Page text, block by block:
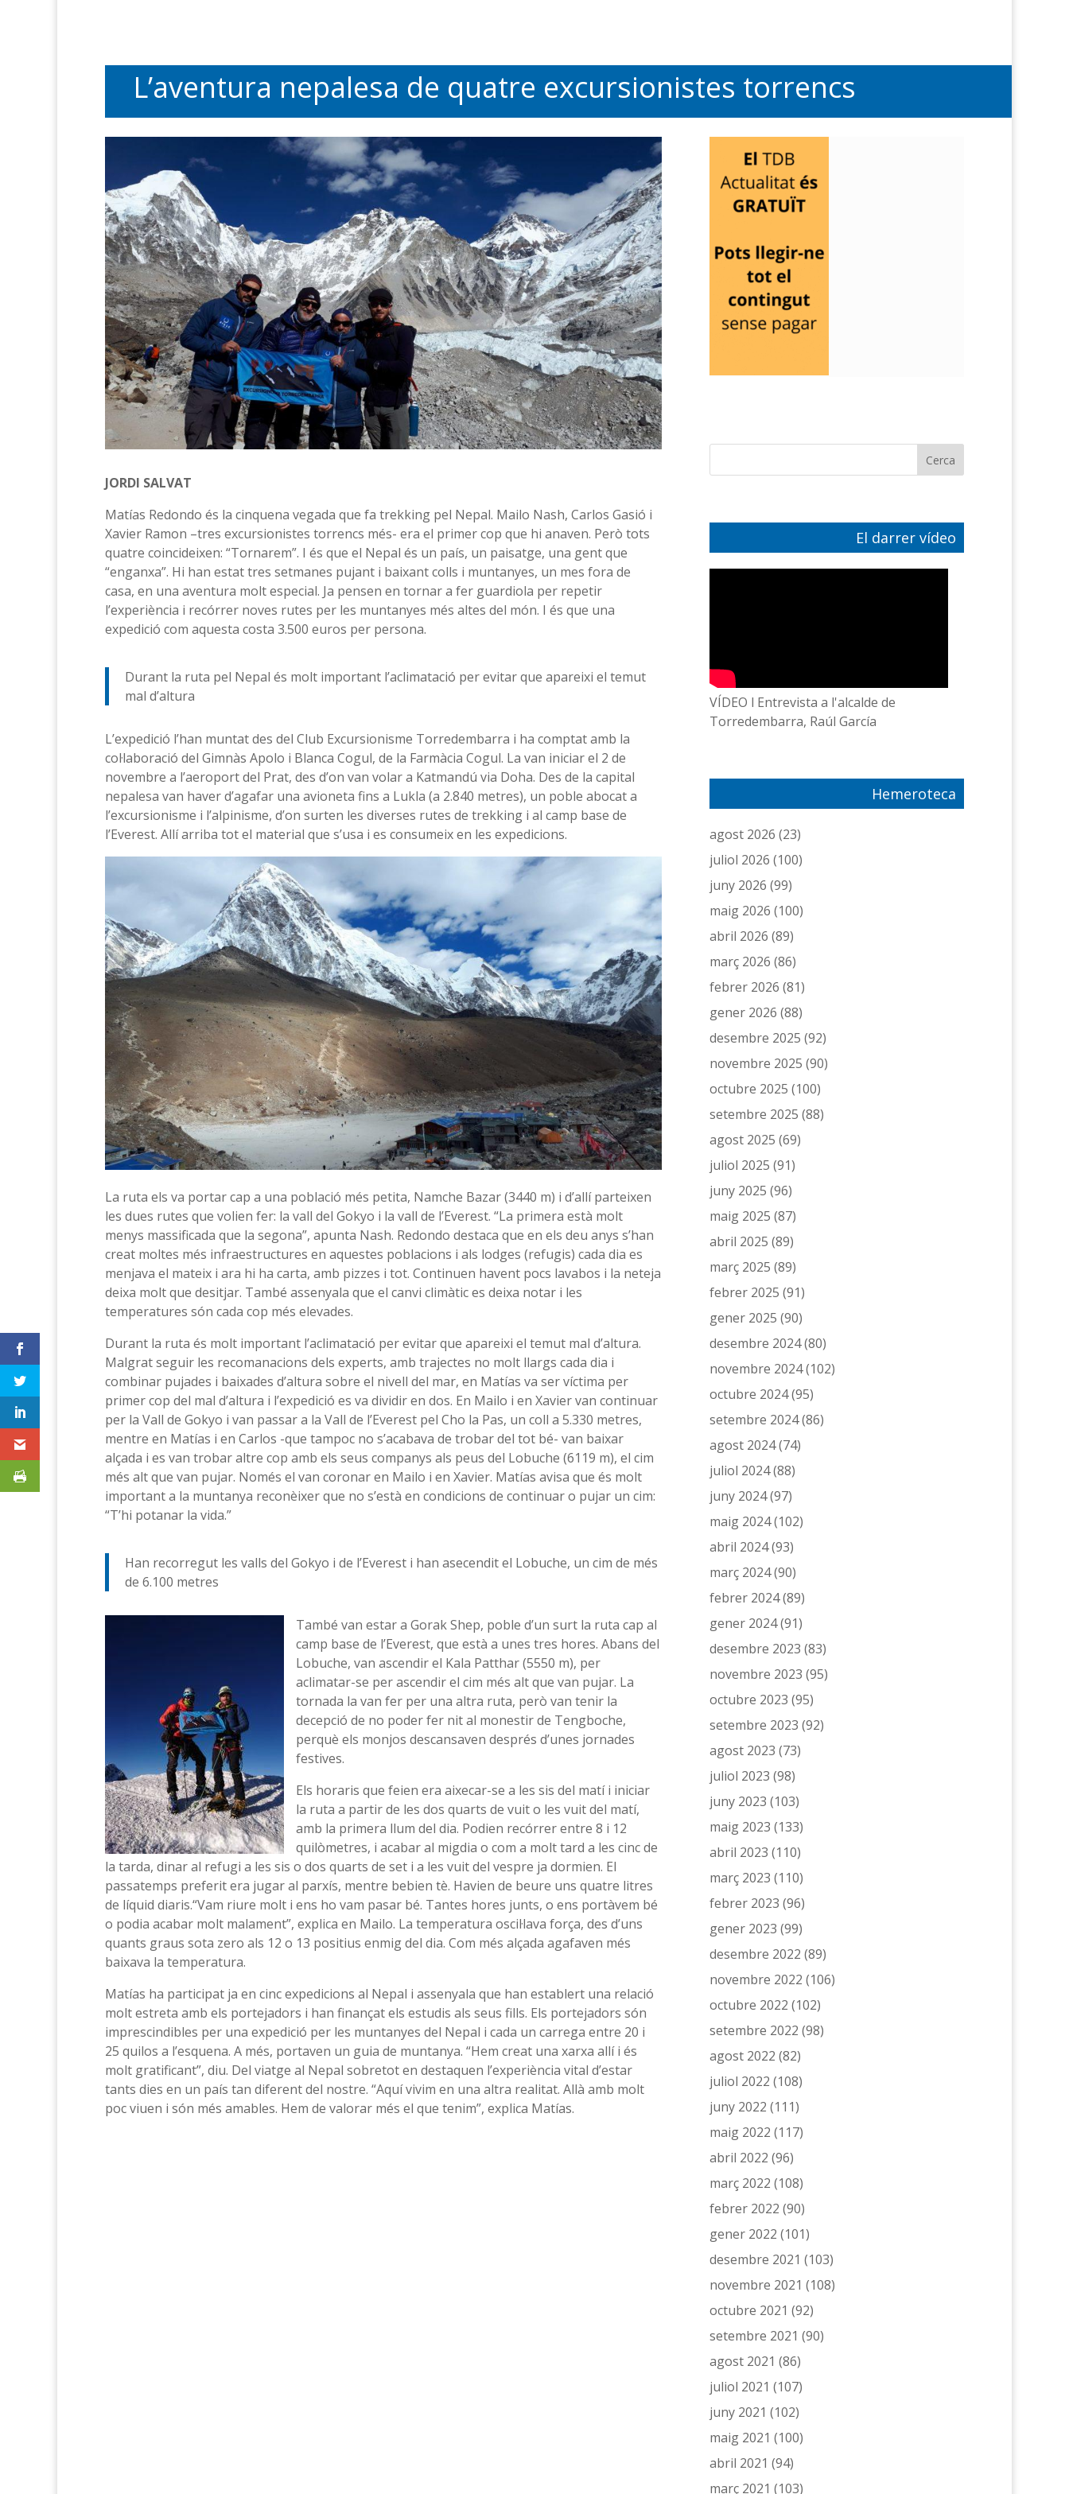
L’aventura nepalesa de quatre excursionistes torrencs
JORDI SALVAT
Matías Redondo és la cinquena vegada que fa trekking pel Nepal. Mailo Nash, Carlos Gasió i
Xavier Ramon –tres excursionistes torrencs més- era el primer cop que hi anaven. Però tots
quatre coincideixen: “Tornarem”. I és que el Nepal és un país, un paisatge, una gent que
“enganxa”. Hi han estat tres setmanes pujant i baixant colls i muntanyes, un mes fora de
casa, en una aventura molt especial. Ja pensen en tornar a fer guardiola per repetir
l’experiència i recórrer noves rutes per les muntanyes més altes del món. I és que una
expedició com aquesta costa 3.500 euros per persona.
Durant la ruta pel Nepal és molt important l’aclimatació per evitar que apareixi el temut
mal d’altura
L’expedició l’han muntat des del Club Excursionisme Torredembarra i ha comptat amb la
col·laboració del Gimnàs Apolo i Blanca Cogul, de la Farmàcia Cogul. La van iniciar el 2 de
novembre a l’aeroport del Prat, des d’on van volar a Katmandú via Doha. Des de la capital
nepalesa van haver d’agafar una avioneta fins a Lukla (a 2.840 metres), un poble abocat a
l’excursionisme i l’alpinisme, d’on surten les diverses rutes de trekking i al camp base de
l’Everest. Allí arriba tot el material que s’usa i es consumeix en les expedicions.
La ruta els va portar cap a una població més petita, Namche Bazar (3440 m) i d’allí parteixen
les dues rutes que volien fer: la vall del Gokyo i la vall de l’Everest. “La primera està molt
menys massificada que la segona”, apunta Nash. Redondo destaca que en els deu anys s’han
creat moltes més infraestructures en aquestes poblacions i als lodges (refugis) cada dia es
menjava el mateix i ara hi ha carta, amb pizzes i tot. Continuen havent pocs lavabos i la neteja
deixa molt que desitjar. També assenyala que el canvi climàtic es deixa notar i les
temperatures són cada cop més elevades.
Durant la ruta és molt important l’aclimatació per evitar que apareixi el temut mal d’altura.
Malgrat seguir les recomanacions dels experts, amb trajectes no molt llargs cada dia i
combinar pujades i baixades d’altura sobre el nivell del mar, en Matías va ser víctima per
primer cop del mal d’altura i l’expedició es va dividir en dos. En Mailo i en Xavier van continuar
per la Vall de Gokyo i van passar a la Vall de l’Everest pel Cho la Pas, un coll a 5.330 metres,
mentre en Matías i en Carlos -que tampoc no s’acabava de trobar del tot bé- van baixar
alçada i es van trobar altre cop amb els seus companys als peus del Lobuche (6119 m), el cim
més alt que van pujar. Només el van coronar en Mailo i en Xavier. Matías avisa que és molt
important a la muntanya reconèixer que no s’està en condicions de continuar o pujar un cim:
“T’hi potanar la vida.”
Han recorregut les valls del Gokyo i de l’Everest i han asecendit el Lobuche, un cim de més
de 6.100 metres
També van estar a Gorak Shep, poble d’un surt la ruta cap al
camp base de l’Everest, que està a unes tres hores. Abans del
Lobuche, van ascendir el Kala Patthar (5550 m), per
aclimatar-se per ascendir el cim més alt que van pujar. La
tornada la van fer per una altra ruta, però van tenir la
decepció de no poder fer nit al monestir de Tengboche,
perquè els monjos descansaven després d’unes jornades
festives.
Els horaris que feien era aixecar-se a les sis del matí i iniciar
la ruta a partir de les dos quarts de vuit o les vuit del matí,
amb la primera llum del dia. Podien recórrer entre 8 i 12
quilòmetres, i acabar al migdia o com a molt tard a les cinc de
la tarda, dinar al refugi a les sis o dos quarts de set i a les vuit del vespre ja dormien. El
passatemps preferit era jugar al parxís, mentre bebien tè. Havien de beure uns quatre litres
de líquid diaris.“Vam riure molt i ens ho vam pasar bé. Tantes hores junts, o ens portàvem bé
o podia acabar molt malament”, explica en Mailo. La temperatura oscil·lava força, des d’uns
quants graus sota zero als 12 o 13 positius enmig del dia. Com més alçada agafaven més
baixava la temperatura.
Matías ha participat ja en cinc expedicions al Nepal i assenyala que han establert una relació
molt estreta amb els portejadors i han finançat els estudis als seus fills. Els portejadors són
imprescindibles per una expedició per les muntanyes del Nepal i cada un carrega entre 20 i
25 quilos a l’esquena. A més, portaven un guia de muntanya. “Hem creat una xarxa allí i és
molt gratificant”, diu. Del viatge al Nepal sobretot en destaquen l’experiència vital d’estar
tants dies en un país tan diferent del nostre. “Aquí vivim en una altra realitat. Allà amb molt
poc viuen i són més amables. Hem de valorar més el que tenim”, explica Matías.
El darrer vídeo
VÍDEO l Entrevista a l'alcalde de
Torredembarra, Raúl García
Hemeroteca
agost 2026 (23)
juliol 2026 (100)
juny 2026 (99)
maig 2026 (100)
abril 2026 (89)
març 2026 (86)
febrer 2026 (81)
gener 2026 (88)
desembre 2025 (92)
novembre 2025 (90)
octubre 2025 (100)
setembre 2025 (88)
agost 2025 (69)
juliol 2025 (91)
juny 2025 (96)
maig 2025 (87)
abril 2025 (89)
març 2025 (89)
febrer 2025 (91)
gener 2025 (90)
desembre 2024(80)
novembre 2024(102)
octubre 2024(95)
setembre 2024(86)
agost 2024(74)
juliol 2024(88)
juny 2024(97)
maig 2024(102)
abril 2024(93)
març 2024(90)
febrer 2024(89)
gener 2024(91)
desembre 2023 (83)
novembre 2023 (95)
octubre 2023 (95)
setembre 2023 (92)
agost 2023 (73)
juliol 2023 (98)
juny 2023 (103)
maig 2023 (133)
abril 2023 (110)
març 2023 (110)
febrer 2023 (96)
gener 2023 (99)
desembre 2022 (89)
novembre 2022 (106)
octubre 2022 (102)
setembre 2022 (98)
agost 2022 (82)
juliol 2022 (108)
juny 2022 (111)
maig 2022 (117)
abril 2022 (96)
març 2022 (108)
febrer 2022 (90)
gener 2022 (101)
desembre 2021 (103)
novembre 2021 (108)
octubre 2021 (92)
setembre 2021 (90)
agost 2021 (86)
juliol 2021 (107)
juny 2021 (102)
maig 2021 (100)
abril 2021 (94)
març 2021 (103)